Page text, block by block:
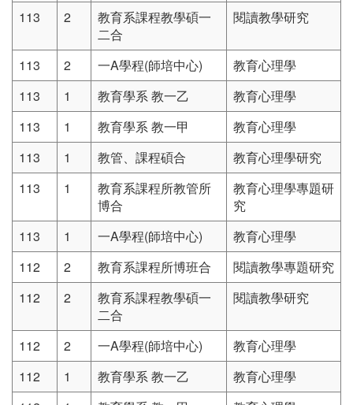
113
2
教育系課程教學碩一
二合
閱讀教學研究
113 2 一A學程(師培中心)
教育心理學
113
1 教育學系 教一乙
教育心理學
113
1 教育學系 教一甲
教育心理學
113
1 教管、課程碩合
教育心理學研究
113
1
教育系課程所教管所
博合
教育心理學專題研
究
113
1 一A學程(師培中心)
教育心理學
112
2 教育系課程所博班合
閱讀教學專題研究
112
2
教育系課程教學碩一
二合
閱讀教學研究
112 2 一A學程(師培中心)
教育心理學
112
1 教育學系 教一乙
教育心理學